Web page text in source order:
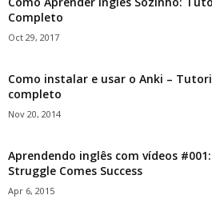
Completo
Oct 29, 2017
Como instalar e usar o Anki –
completo
Nov 20, 2014
Aprendendo inglês com vídeos
Struggle Comes Success
Apr 6, 2015